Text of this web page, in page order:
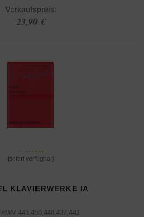
Verkaufspreis:
23,90 €
[sofort verfügbar]
KLAVIERWERKE IA
443,450,448,437,441